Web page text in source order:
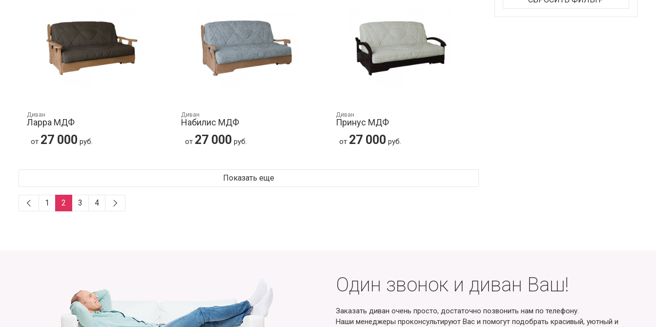
Диван
Ларра МДФ
от 27 000 руб.
Диван
Набилис МДФ
от 27 000 руб.
Диван
Принус МДФ
от 27 000 руб.
Показать еще
1 2 3 4
Один звонок и диван Ваш!
Заказать диван очень просто, достаточно позвонить нам по телефону.
Наши менеджеры проконсультируют Вас и помогут подобрать красивый, уютный и